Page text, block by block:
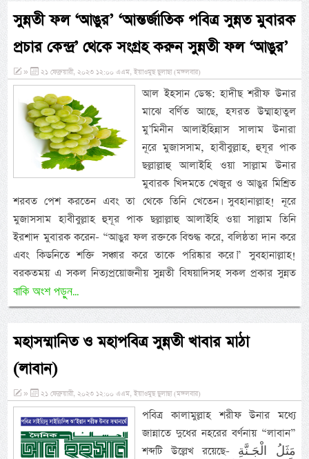
সুন্নতী ফল ‘আঙুর’ ‘আন্তর্জাতিক পবিত্র সুন্নত মুবারক
প্রচার কেন্দ্র’ থেকে সংগ্রহ করুন সুন্নতী ফল ‘আঙুর’
» ২১ ফেব্রুয়ারী, ২০২৩ ১২:০০ এএম, ইয়াওমুছ ছুলাছা (মঙ্গলবার)
আল ইহসান ডেস্ক: হাদীছ শরীফ উনার
মাঝে বর্ণিত আছে, হযরত উম্মাহাতুল
মু’মিনীন আলাইহিন্নাস সালাম উনারা
নূরে মুজাসসাম, হাবীবুল্লাহ, হুযূর পাক
ছল্লাল্লাহু আলাইহি ওয়া সাল্লাম উনার
মুবারক খিদমতে খেজুর ও আঙুর মিশ্রিত
শরবত পেশ করতেন এবং তা থেকে তিনি খেতেন। সুবহানাল্লাহ! নূরে
মুজাসসাম হাবীবুল্লাহ হুযূর পাক ছল্লাল্লাহু আলাইহি ওয়া সাল্লাম তিনি
ইরশাদ মুবারক করেন- “আঙুর ফল রক্তকে বিশুদ্ধ করে, বলিষ্ঠতা দান করে
এবং কিডনিতে শক্তি সঞ্চার করে তাকে পরিষ্কার করে।” সুবহানাল্লাহ!
বরকতময় এ সকল নিত্যপ্রয়োজনীয় সুন্নতী বিষয়াদিসহ সকল প্রকার সুন্নত
বাকি অংশ পড়ুন...
মহাসম্মানিত ও মহাপবিত্র সুন্নতী খাবার মাঠা
(লাবান)
» ২১ ফেব্রুয়ারী, ২০২৩ ১২:০০ এএম, ইয়াওমুছ ছুলাছা (মঙ্গলবার)
পবিত্র কালামুল্লাহ শরীফ উনার মধ্যে
জান্নাতে দুধের নহরের বর্ণনায় “লাবান”
শব্দটি উল্লেখ রয়েছে- مَثَلُ الْجَـنَّةِ